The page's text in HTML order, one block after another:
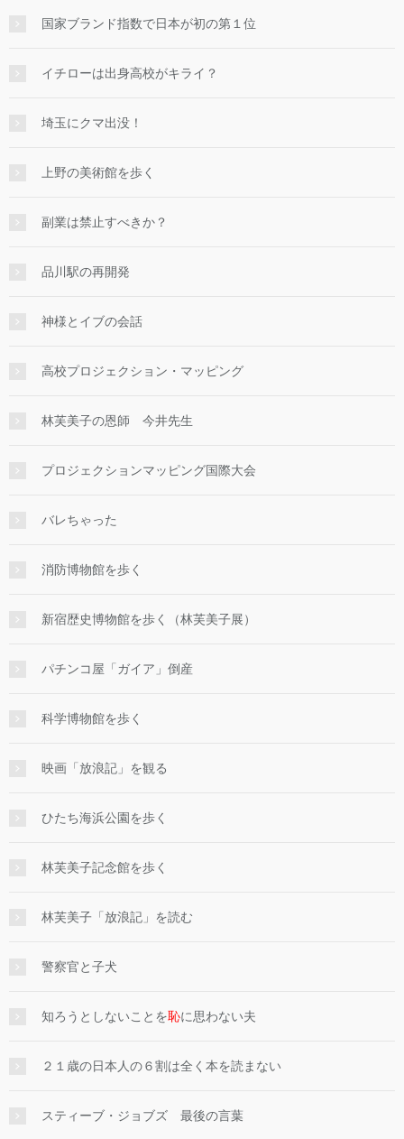
国家ブランド指数で日本が初の第１位
イチローは出身高校がキライ？
埼玉にクマ出没！
上野の美術館を歩く
副業は禁止すべきか？
品川駅の再開発
神様とイブの会話
高校プロジェクション・マッピング
林芙美子の恩師 今井先生
プロジェクションマッピング国際大会
バレちゃった
消防博物館を歩く
新宿歴史博物館を歩く（林芙美子展）
パチンコ屋「ガイア」倒産
科学博物館を歩く
映画「放浪記」を観る
ひたち海浜公園を歩く
林芙美子記念館を歩く
林芙美子「放浪記」を読む
警察官と子犬
知ろうとしないことを恥に思わない夫
２１歳の日本人の６割は全く本を読まない
スティーブ・ジョブズ 最後の言葉